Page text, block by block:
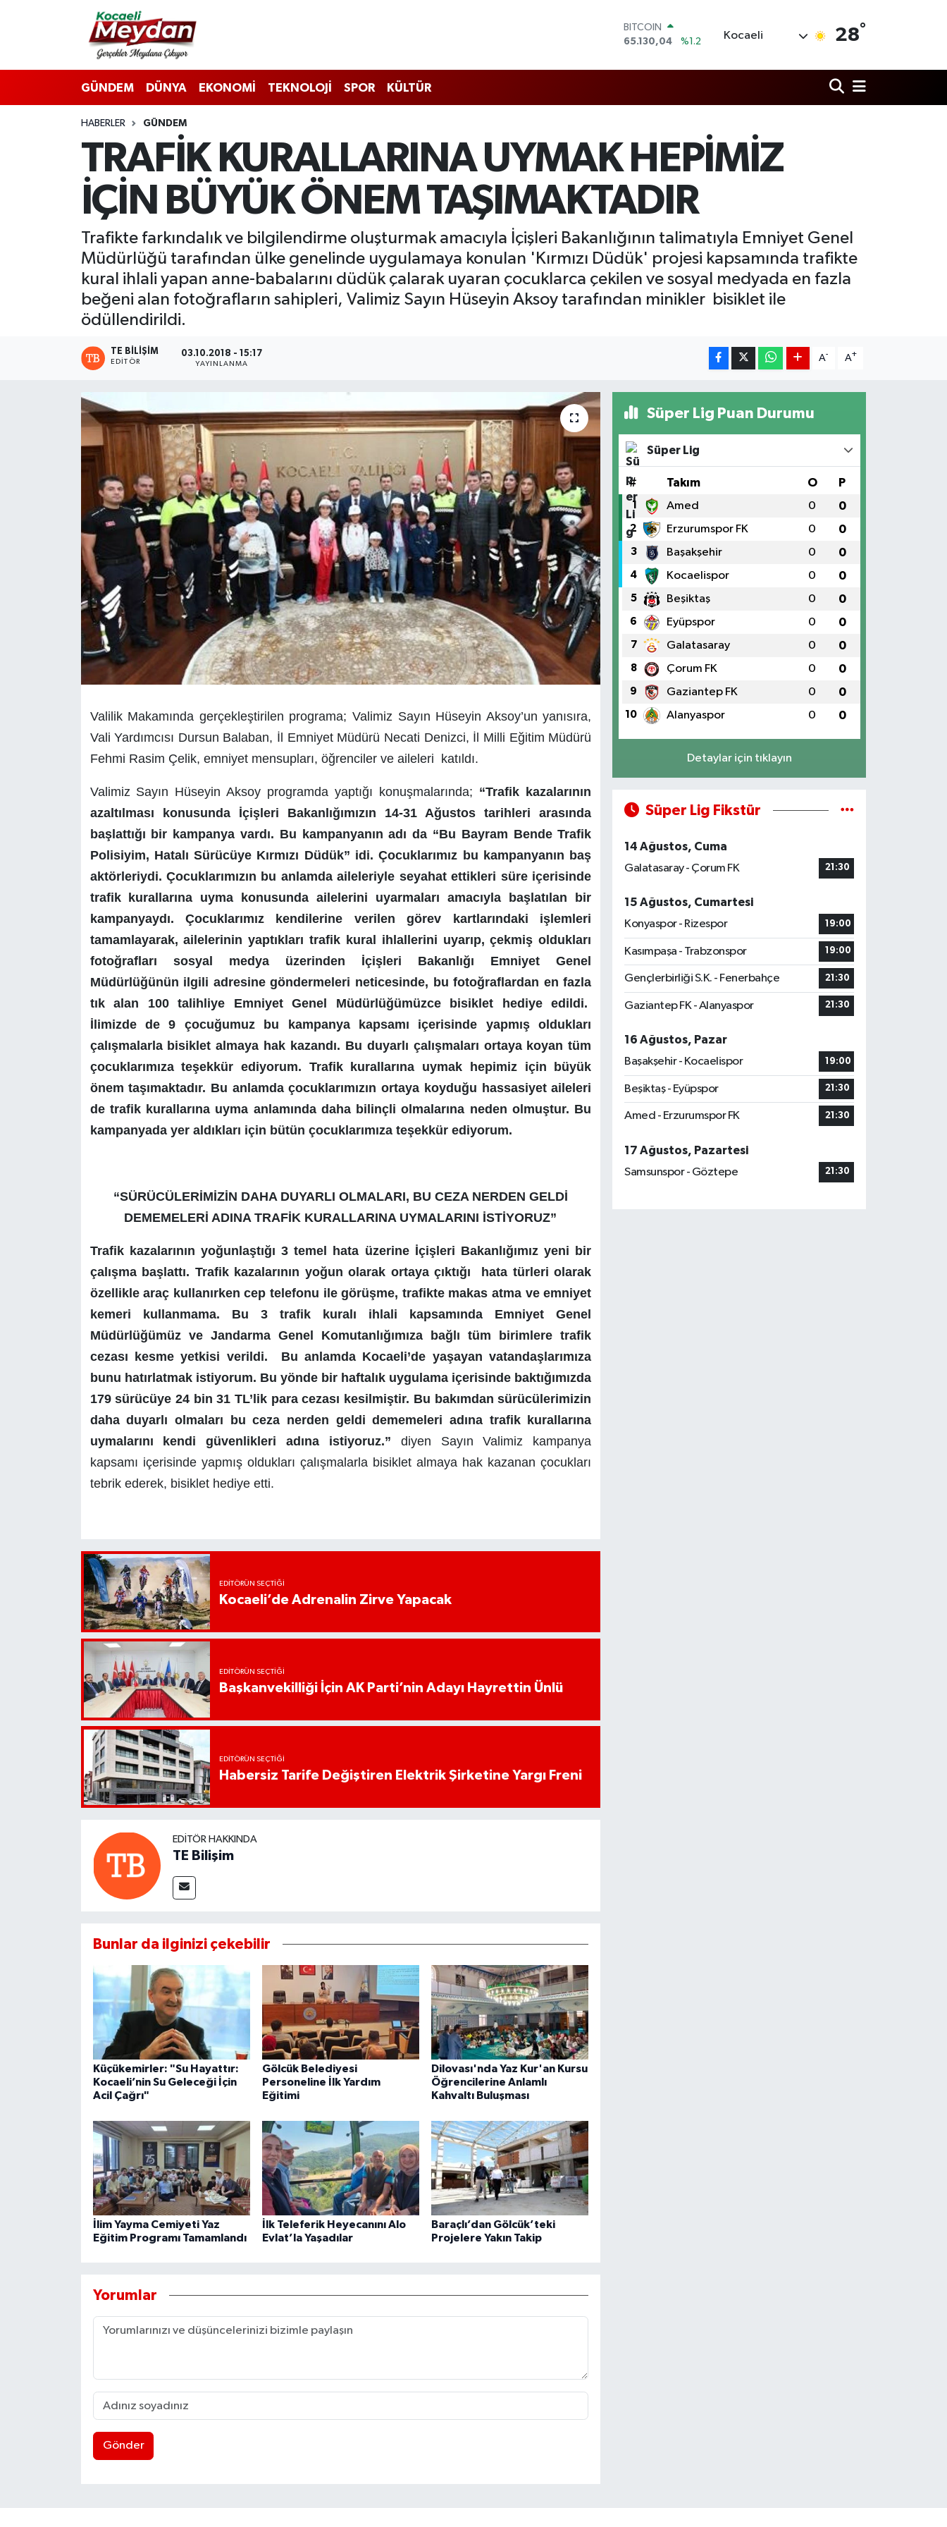
65.130,04
DOLAR
64,4046
%0.35
Kocaeli 28°
GÜNDEM DÜNYA EKONOMİ TEKNOLOJİ SPOR KÜLTÜR
HABERLER GÜNDEM
TRAFİK KURALLARINA UYMAK HEPİMİZ
İÇİN BÜYÜK ÖNEM TAŞIMAKTADIR
Trafikte farkındalık ve bilgilendirme oluşturmak amacıyla İçişleri Bakanlığının talimatıyla Emniyet Genel
Müdürlüğü tarafından ülke genelinde uygulamaya konulan 'Kırmızı Düdük' projesi kapsamında trafikte
kural ihlali yapan anne-babalarını düdük çalarak uyaran çocuklarca çekilen ve sosyal medyada en fazla
beğeni alan fotoğrafların sahipleri, Valimiz Sayın Hüseyin Aksoy tarafından minikler bisiklet ile
ödüllendirildi.
TE BILIŞIM
EDITÖR
03.10.2018 - 15:17
YAYINLANMA
A- A+
Valilik Makamında gerçekleştirilen programa; Valimiz Sayın Hüseyin Aksoy’un yanısıra,
Vali Yardımcısı Dursun Balaban, İl Emniyet Müdürü Necati Denizci, İl Milli Eğitim Müdürü
Fehmi Rasim Çelik, emniyet mensupları, öğrenciler ve aileleri katıldı.
Valimiz Sayın Hüseyin Aksoy programda yaptığı konuşmalarında; “Trafik kazalarının
azaltılması konusunda İçişleri Bakanlığımızın 14-31 Ağustos tarihleri arasında
başlattığı bir kampanya vardı. Bu kampanyanın adı da “Bu Bayram Bende Trafik
Polisiyim, Hatalı Sürücüye Kırmızı Düdük” idi. Çocuklarımız bu kampanyanın baş
aktörleriydi. Çocuklarımızın bu anlamda aileleriyle seyahat ettikleri süre içerisinde
trafik kurallarına uyma konusunda ailelerini uyarmaları amacıyla başlatılan bir
kampanyaydı. Çocuklarımız kendilerine verilen görev kartlarındaki işlemleri
tamamlayarak, ailelerinin yaptıkları trafik kural ihlallerini uyarıp, çekmiş oldukları
fotoğrafları sosyal medya üzerinden İçişleri Bakanlığı Emniyet Genel
Müdürlüğünün ilgili adresine göndermeleri neticesinde, bu fotoğraflardan en fazla
tık alan 100 talihliye Emniyet Genel Müdürlüğümüzce bisiklet hediye edildi.
İlimizde de 9 çocuğumuz bu kampanya kapsamı içerisinde yapmış oldukları
çalışmalarla bisiklet almaya hak kazandı. Bu duyarlı çalışmaları ortaya koyan tüm
çocuklarımıza teşekkür ediyorum. Trafik kurallarına uymak hepimiz için büyük
önem taşımaktadır. Bu anlamda çocuklarımızın ortaya koyduğu hassasiyet aileleri
de trafik kurallarına uyma anlamında daha bilinçli olmalarına neden olmuştur. Bu
kampanyada yer aldıkları için bütün çocuklarımıza teşekkür ediyorum.
“SÜRÜCÜLERİMİZİN DAHA DUYARLI OLMALARI, BU CEZA NERDEN GELDİ
DEMEMELERİ ADINA TRAFİK KURALLARINA UYMALARINI İSTİYORUZ”
Trafik kazalarının yoğunlaştığı 3 temel hata üzerine İçişleri Bakanlığımız yeni bir
çalışma başlattı. Trafik kazalarının yoğun olarak ortaya çıktığı hata türleri olarak
özellikle araç kullanırken cep telefonu ile görüşme, trafikte makas atma ve emniyet
kemeri kullanmama. Bu 3 trafik kuralı ihlali kapsamında Emniyet Genel
Müdürlüğümüz ve Jandarma Genel Komutanlığımıza bağlı tüm birimlere trafik
cezası kesme yetkisi verildi. Bu anlamda Kocaeli’de yaşayan vatandaşlarımıza
bunu hatırlatmak istiyorum. Bu yönde bir haftalık uygulama içerisinde baktığımızda
179 sürücüye 24 bin 31 TL’lik para cezası kesilmiştir. Bu bakımdan sürücülerimizin
daha duyarlı olmaları bu ceza nerden geldi dememeleri adına trafik kurallarına
uymalarını kendi güvenlikleri adına istiyoruz.” diyen Sayın Valimiz kampanya
kapsamı içerisinde yapmış oldukları çalışmalarla bisiklet almaya hak kazanan çocukları
tebrik ederek, bisiklet hediye etti.
EDITÖRÜN SEÇTIĞI
Kocaeli’de Adrenalin Zirve Yapacak
EDITÖRÜN SEÇTIĞI
Başkanvekilliği İçin AK Parti’nin Adayı Hayrettin Ünlü
EDITÖRÜN SEÇTIĞI
Habersiz Tarife Değiştiren Elektrik Şirketine Yargı Freni
EDITÖR HAKKINDA
TE Bilişim
Bunlar da ilginizi çekebilir
Küçükemirler: "Su Hayattır:
Kocaeli’nin Su Geleceği İçin
Acil Çağrı"
Gölcük Belediyesi
Personeline İlk Yardım
Eğitimi
Dilovası'nda Yaz Kur'an Kursu
Öğrencilerine Anlamlı
Kahvaltı Buluşması
İlim Yayma Cemiyeti Yaz
Eğitim Programı Tamamlandı
İlk Teleferik Heyecanını Alo
Evlat’la Yaşadılar
Baraçlı’dan Gölcük’teki
Projelere Yakın Takip
Yorumlar
Gönder
Süper Lig Puan Durumu
Süper Lig
# Takım O P
1 Amed 0 0
2 Erzurumspor FK 0 0
3 Başakşehir 0 0
4 Kocaelispor 0 0
5 Beşiktaş 0 0
6 Eyüpspor 0 0
7 Galatasaray 0 0
8 Çorum FK 0 0
9 Gaziantep FK 0 0
10 Alanyaspor 0 0
Detaylar için tıklayın
Süper Lig Fikstür
14 Ağustos, Cuma
Galatasaray - Çorum FK
21:30
15 Ağustos, Cumartesi
Konyaspor - Rizespor
19:00
Kasımpaşa - Trabzonspor 19:00
Gençlerbirliği S.K. - Fenerbahçe 21:30
Gaziantep FK - Alanyaspor 21:30
16 Ağustos, Pazar
Başakşehir - Kocaelispor
19:00
Beşiktaş - Eyüpspor 21:30
Amed - Erzurumspor FK 21:30
17 Ağustos, Pazartesi
Samsunspor - Göztepe
21:30
Nöbetçi Eczaneler
Hava Durumu
Trafik Durumu
Süper Lig Puan Durumu ve Fikstür
Tüm Manşetler
Son Dakika Haberleri